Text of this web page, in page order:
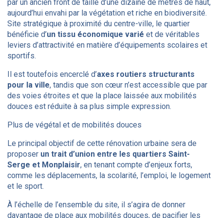
par un ancien front de taille d’une dizaine de mètres de haut,
aujourd’hui envahi par la végétation et riche en biodiversité.
Site stratégique à proximité du centre-ville, le quartier
bénéficie d’un tissu économique varié et de véritables
leviers d’attractivité en matière d’équipements scolaires et
sportifs.
Il est toutefois encerclé d’axes routiers structurants
pour la ville, tandis que son cœur n’est accessible que par
des voies étroites et que la place laissée aux mobilités
douces est réduite à sa plus simple expression.
Plus de végétal et de mobilités douces
Le principal objectif de cette rénovation urbaine sera de
proposer un trait d’union entre les quartiers Saint-
Serge et Monplaisir, en tenant compte d’enjeux forts,
comme les déplacements, la scolarité, l’emploi, le logement
et le sport.
À l’échelle de l’ensemble du site, il s’agira de donner
davantage de place aux mobilités douces, de pacifier les